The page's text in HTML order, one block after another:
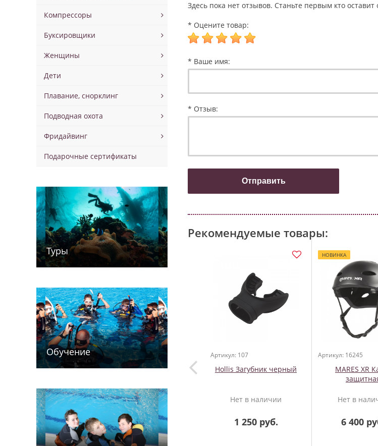
Компрессоры
Буксировщики
Женщины
Дети
Плавание, снорклинг
Подводная охота
Фридайвинг
Подарочные сертификаты
Туры
Обучение
Здесь пока нет отзывов. Станьте первым кто оставит
* Оцените товар:
* Ваше имя:
* Отзыв:
Рекомендуемые товары:
Артикул: 107
Hollis Загубник черный
Нет в наличии
1 250 руб.
НОВИНКА
Артикул: 16245
MARES XR
Нет в
6 400